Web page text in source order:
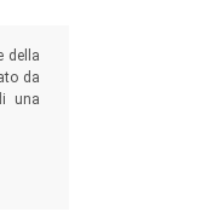
della
da
una